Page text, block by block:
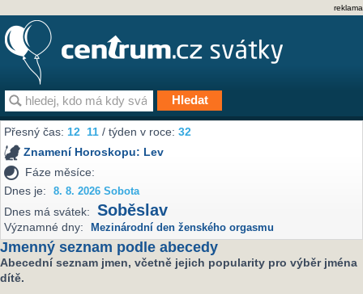
reklama
Přesný čas:12 11 / týden v roce:32
Znamení Horoskopu: Lev
Fáze měsíce:
Dnes je:
8. 8. 2026 Sobota
Dnes má svátek: Soběslav
Významné dny: Mezinárodní den ženského orgasmu
Jmenný seznam podle abecedy
Abecední seznam jmen, včetně jejich popularity pro výběr jména
dítě.